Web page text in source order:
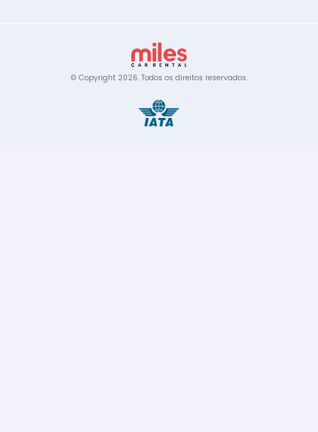
© Copyright 2026. Todos os direitos reservados.